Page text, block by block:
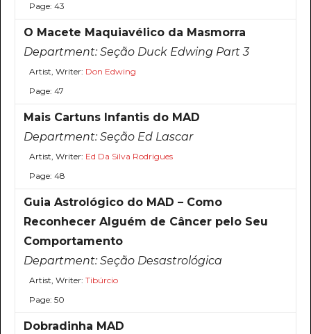
Page: 43
O Macete Maquiavélico da Masmorra
Department:Seção Duck Edwing Part 3
Artist, Writer: Don Edwing
Page: 47
Mais Cartuns Infantis do MAD
Department:Seção Ed Lascar
Artist, Writer: Ed Da Silva Rodrigues
Page: 48
Guia Astrológico do MAD – Como
Reconhecer Alguém de Câncer pelo Seu
Comportamento
Department:Seção Desastrológica
Artist, Writer: Tibúrcio
Page: 50
Dobradinha MAD